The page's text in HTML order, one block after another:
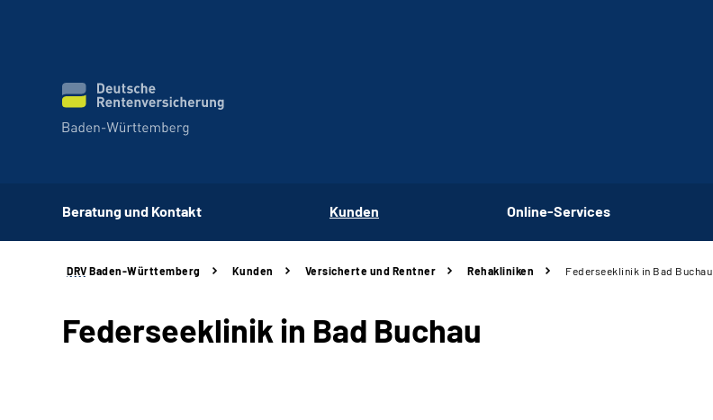
Beratung und Kontakt Kunden Online-Services
DRV Baden-Württemberg Kunden Versicherte und Rentner Rehakliniken Federseeklinik in Bad Buchau
Federseeklinik in Bad Buchau